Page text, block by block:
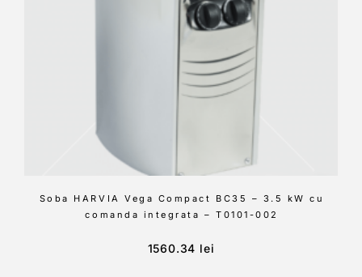
Soba HARVIA Vega Compact BC35 – 3.5 kW cu
comanda integrata – T0101-002
1560.34 lei